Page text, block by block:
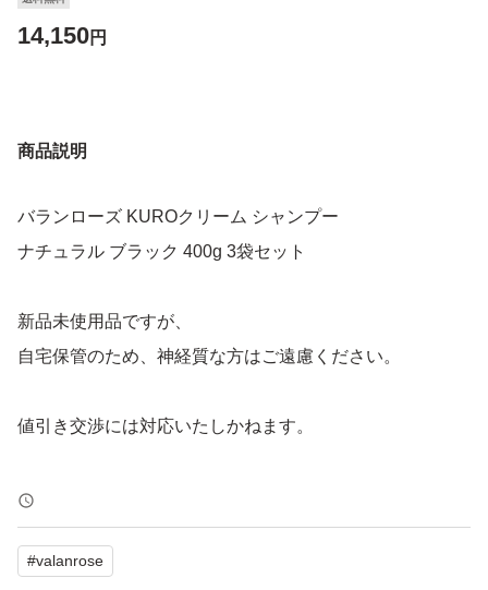
14,150円
商品説明
バランローズ KUROクリーム シャンプー
ナチュラル ブラック 400g 3袋セット
新品未使用品ですが、
自宅保管のため、神経質な方はご遠慮ください。
値引き交渉には対応いたしかねます。
- ブランド : VALANROSE
- 商品名: KURO Cream Shampoo
- 内容量: 400g
#valanrose